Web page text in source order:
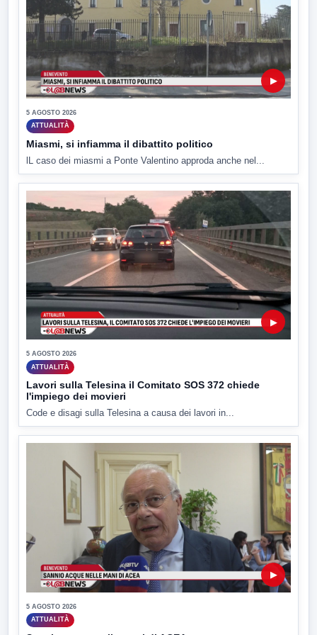
▶
5 AGOSTO 2026
ATTUALITÀ
Miasmi, si infiamma il dibattito politico
lL caso dei miasmi a Ponte Valentino approda anche nel...
▶
5 AGOSTO 2026
ATTUALITÀ
Lavori sulla Telesina il Comitato SOS 372 chiede
l'impiego dei movieri
Code e disagi sulla Telesina a causa dei lavori in...
▶
5 AGOSTO 2026
ATTUALITÀ